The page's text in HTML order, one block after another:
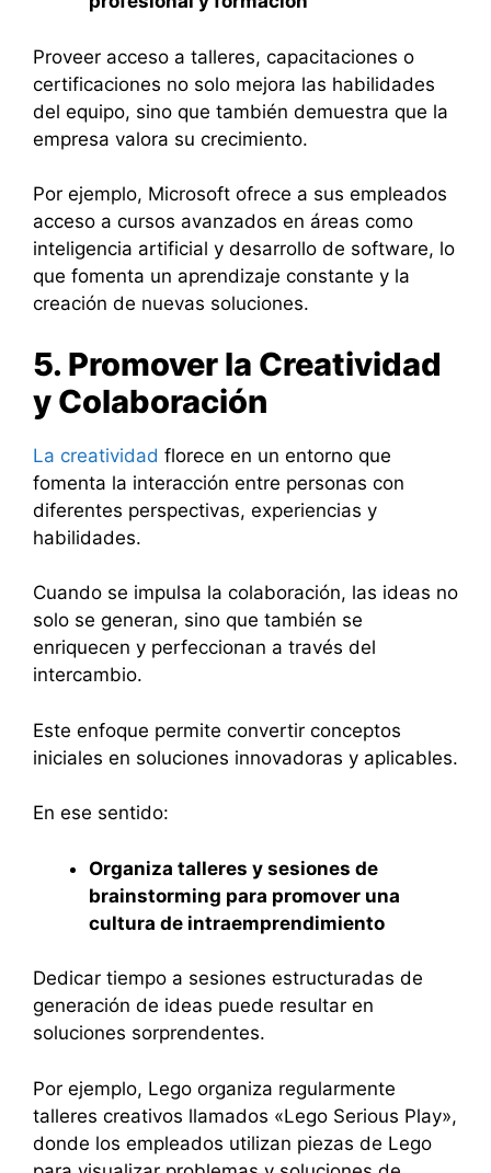
Proveer acceso a talleres, capacitaciones o
certificaciones no solo mejora las habilidades
del equipo, sino que también demuestra que la
empresa valora su crecimiento.
Por ejemplo, Microsoft ofrece a sus empleados
acceso a cursos avanzados en áreas como
inteligencia artificial y desarrollo de software, lo
que fomenta un aprendizaje constante y la
creación de nuevas soluciones.
5. Promover la Creatividad
y Colaboración
La creatividad florece en un entorno que
fomenta la interacción entre personas con
diferentes perspectivas, experiencias y
habilidades.
Cuando se impulsa la colaboración, las ideas no
solo se generan, sino que también se
enriquecen y perfeccionan a través del
intercambio.
Este enfoque permite convertir conceptos
iniciales en soluciones innovadoras y aplicables.
En ese sentido:
Organiza talleres y sesiones de
brainstorming para promover una
cultura de intraemprendimiento
Dedicar tiempo a sesiones estructuradas de
generación de ideas puede resultar en
soluciones sorprendentes.
Por ejemplo, Lego organiza regularmente
talleres creativos llamados «Lego Serious Play»,
donde los empleados utilizan piezas de Lego